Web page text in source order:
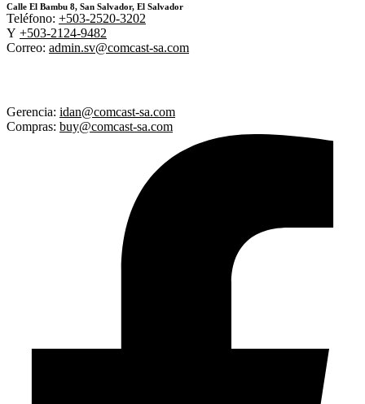
Calle El Bambu 8, San Salvador, El Salvador
Teléfono: +503-2520-3202
Y +503-2124-9482
Correo: admin.sv@comcast-sa.com
Gerencia: idan@comcast-sa.com
Compras: buy@comcast-sa.com